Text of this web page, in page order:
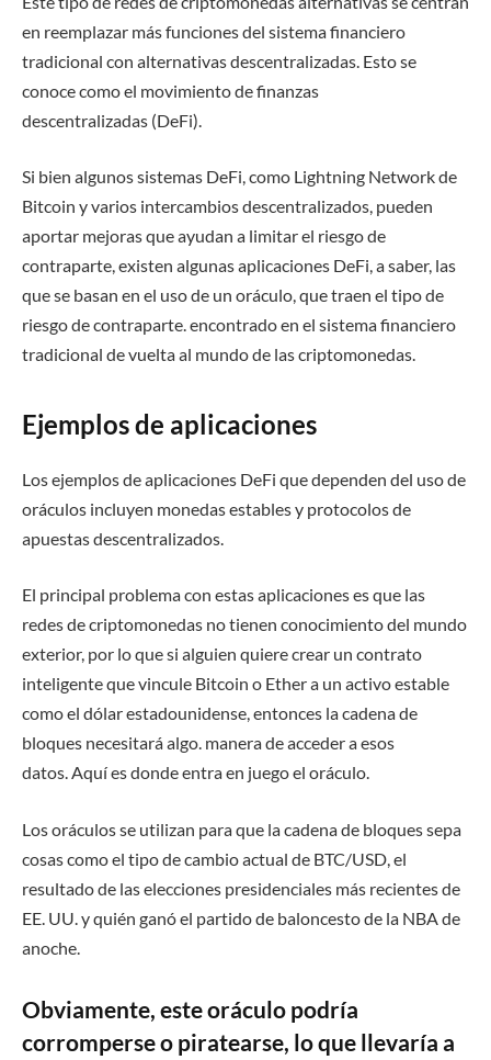
en reemplazar más funciones del sistema financiero
tradicional con alternativas descentralizadas. Esto se
conoce como el movimiento de finanzas
descentralizadas (DeFi).
Si bien algunos sistemas DeFi, como Lightning Network de
Bitcoin y varios intercambios descentralizados, pueden
aportar mejoras que ayudan a limitar el riesgo de
contraparte, existen algunas aplicaciones DeFi, a saber, las
que se basan en el uso de un oráculo, que traen el tipo de
riesgo de contraparte. encontrado en el sistema financiero
tradicional de vuelta al mundo de las criptomonedas.
Ejemplos de aplicaciones
Los ejemplos de aplicaciones DeFi que dependen del uso de
oráculos incluyen monedas estables y protocolos de
apuestas descentralizados.
El principal problema con estas aplicaciones es que las
redes de criptomonedas no tienen conocimiento del mundo
exterior, por lo que si alguien quiere crear un contrato
inteligente que vincule Bitcoin o Ether a un activo estable
como el dólar estadounidense, entonces la cadena de
bloques necesitará algo. manera de acceder a esos
datos. Aquí es donde entra en juego el oráculo.
Los oráculos se utilizan para que la cadena de bloques sepa
cosas como el tipo de cambio actual de BTC/USD, el
resultado de las elecciones presidenciales más recientes de
EE. UU. y quién ganó el partido de baloncesto de la NBA de
anoche.
Obviamente, este oráculo podría
corromperse o piratearse, lo que llevaría a